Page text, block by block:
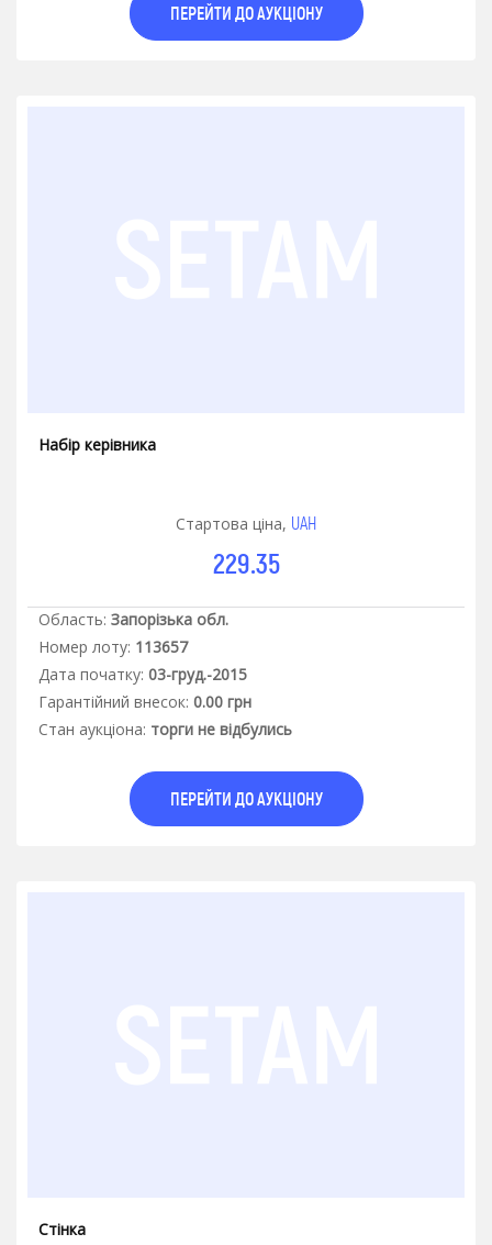
ПЕРЕЙТИ ДО АУКЦІОНУ
Набір керівника
Стартова ціна, UAH
229.35
Область: Запорізька обл.
Номер лоту: 113657
Дата початку: 03-груд.-2015
Гарантiйний внесок: 0.00 грн
Стан аукцiона: торги не відбулись
ПЕРЕЙТИ ДО АУКЦІОНУ
Стінка